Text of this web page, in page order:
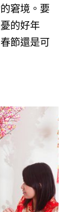
窘境。要
的好年
節還是可